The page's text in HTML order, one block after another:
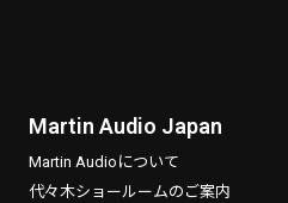
Martin Audio Japan
Martin Audioについて
代々木ショールームのご案内